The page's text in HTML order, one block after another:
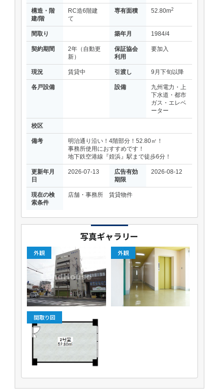
構造・階
建/階
RC造6階建
て
専有面積 52.80m2
間取り 築年月 1984/4
契約期間
2年（自動更
新）
保証協会
利用
要加入
現況 賃貸中 引渡し 9月下旬以降
各戸設備 設備
九州電力・上
下水道・都市
ガス・エレベ
ーター
校区
備考
明治通り沿い！4階部分！52.80㎡！
事務所使用におすすめです！
地下鉄空港線『姪浜』駅まで徒歩6分！
更新年月
日
2026-07-13
広告有効
期限
2026-08-12
現在の検
索条件
店舗・事務所 賃貸物件
写真ギャラリー
外観 外観
間取り図